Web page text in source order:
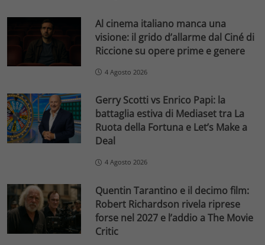
Al cinema italiano manca una
visione: il grido d’allarme dal Ciné di
Riccione su opere prime e genere
4 Agosto 2026
Gerry Scotti vs Enrico Papi: la
battaglia estiva di Mediaset tra La
Ruota della Fortuna e Let’s Make a
Deal
4 Agosto 2026
Quentin Tarantino e il decimo film:
Robert Richardson rivela riprese
forse nel 2027 e l’addio a The Movie
Critic